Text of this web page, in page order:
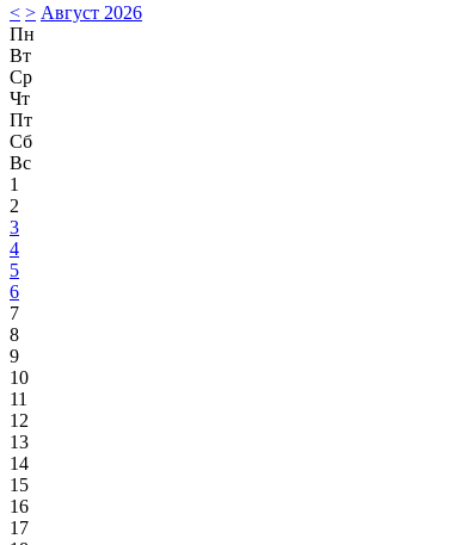
< > Август 2026
Пн
Вт
Ср
Чт
Пт
Сб
Вс
1
2
3
4
5
6
7
8
9
10
11
12
13
14
15
16
17